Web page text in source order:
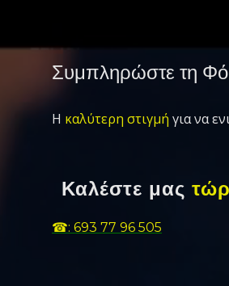
Συμπληρώστε τη
Η καλύτερη στιγμή για να
Καλέστε μας
☎: 693 77 96 505